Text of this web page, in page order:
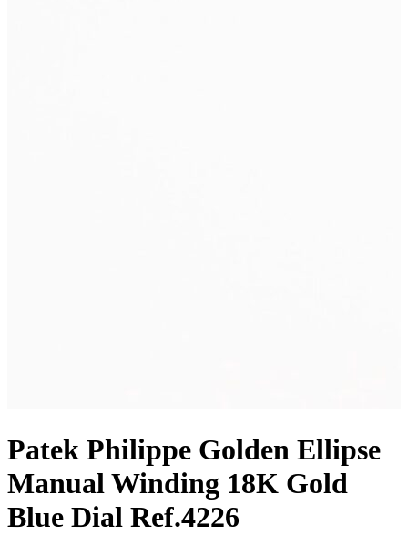
Patek Philippe Golden Ellipse
Manual Winding 18K Gold
Blue Dial Ref.4226